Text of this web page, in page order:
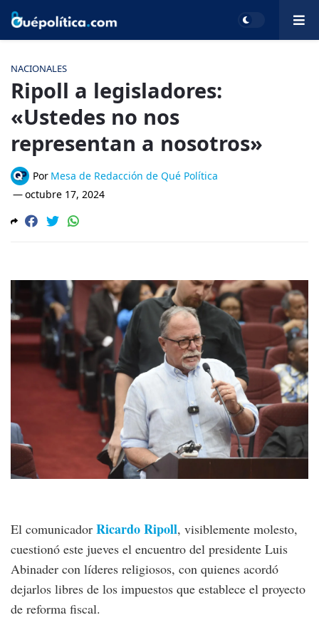
NACIONALES
Ripoll a legisladores:
«Ustedes no nos
representan a nosotros»
Por Mesa de Redacción de Qué Política
—octubre 17, 2024
El comunicador Ricardo Ripoll, visiblemente molesto,
cuestionó este jueves el encuentro del presidente Luis
Abinader con líderes religiosos, con quienes acordó
dejarlos libres de los impuestos que establece el proyecto
de reforma fiscal.